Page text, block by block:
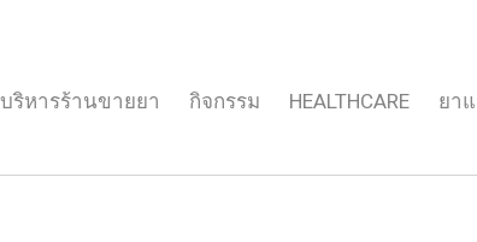
ริหารร้านขายยา กิจกรรม HEALTHCARE ยา